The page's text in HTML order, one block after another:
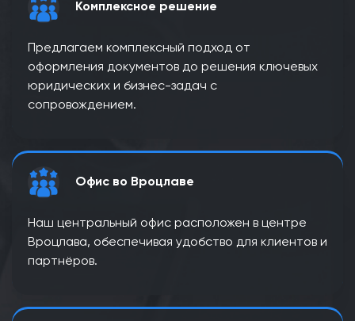
Комплексное решение
Предлагаем комплексный подход от
оформления документов до решения ключевых
юридических и бизнес-задач с
сопровождением.
Офис во Вроцлаве
Наш центральный офис расположен в центре
Вроцлава, обеспечивая удобство для клиентов и
партнёров.